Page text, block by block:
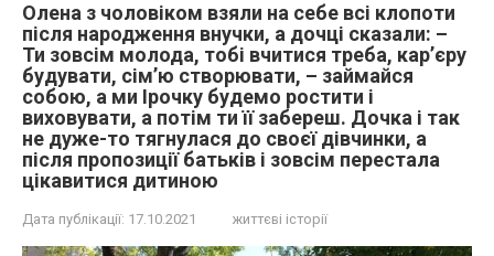
Олена з чоловіком взяли на себе всі клопоти
після народження внучки, а дочці сказали: –
Ти зовсім молода, тобі вчитися треба, кар’єру
будувати, сім’ю створювати, – займайся
собою, а ми Ірочку будемо ростити і
виховувати, а потім ти її забереш. Дочка і так
не дуже-то тягнулася до своєї дівчинки, а
після пропозиції батьків і зовсім перестала
цікавитися дитиною
Дата публікації: 17.10.2021 життєві історії